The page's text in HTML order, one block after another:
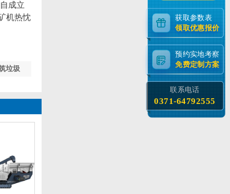
成立
机热忱
垃圾
获取参数表
领取优惠报价
预约实地考察
免费定制方案
联系电话
0371-64792555